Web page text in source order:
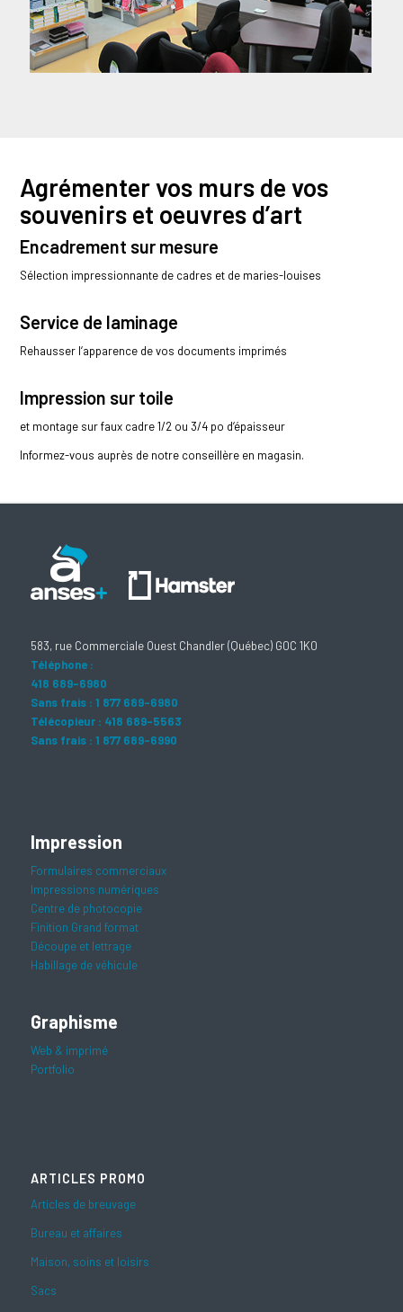
Agrémenter vos murs de vos
souvenirs et oeuvres d’art
Encadrement sur mesure
Sélection impressionnante de cadres et de maries-louises
Service de laminage
Rehausser l‘apparence de vos documents imprimés
Impression sur toile
et montage sur faux cadre 1/2 ou 3/4 po d‘épaisseur
Informez-vous auprès de notre conseillère en magasin.
583, rue Commerciale Ouest Chandler (Québec) G0C 1K0
Téléphone :
418 689-6980
Sans frais : 1 877 689-6980
Télécopieur : 418 689-5563
Sans frais : 1 877 689-6990
Impression
Formulaires commerciaux
Impressions numériques
Centre de photocopie
Finition Grand format
Découpe et lettrage
Habillage de véhicule
Graphisme
Web & imprimé
Portfolio
ARTICLES PROMO
Articles de breuvage
Bureau et affaires
Maison, soins et loisirs
Sacs